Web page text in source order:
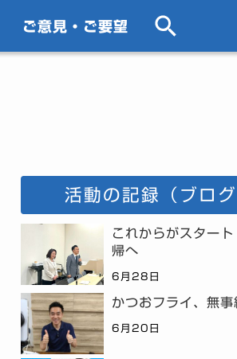
ご意見・ご要望
活動の記録（ブログ
これからがスタート
帰へ
6月28日
かつおフライ、無事
6月20日